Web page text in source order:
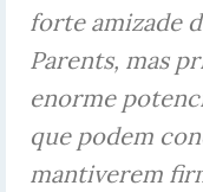
forte amizade
Parents, mas
enorme
que podem
mantiverem